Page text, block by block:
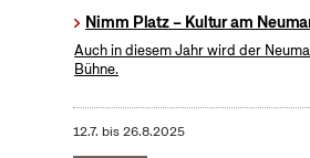
Nimm Platz – Kultur am
Auch in diesem Jahr wird der
Bühne.
12.7. bis26.8.2025